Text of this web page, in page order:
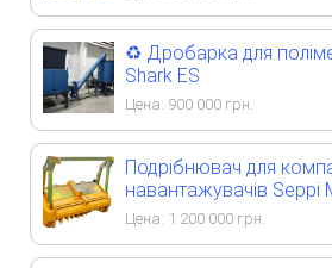
♻️ Дробарка для
Shark ES
Цена: 900 000 грн.
Подрібнювач для
навантажувачів Seppi
Цена: 1 200 000 грн.